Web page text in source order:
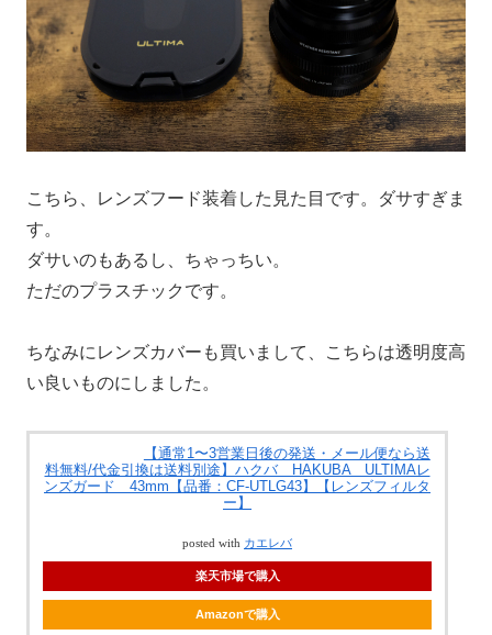
こちら、レンズフード装着した見た目です。ダサすぎま
す。
ダサいのもあるし、ちゃっちい。
ただのプラスチックです。
ちなみにレンズカバーも買いまして、こちらは透明度高
い良いものにしました。
【通常1〜3営業日後の発送・メール便なら送
料無料/代金引換は送料別途】ハクバ HAKUBA ULTIMAレ
ンズガード 43mm【品番：CF-UTLG43】【レンズフィルタ
ー】
posted with カエレバ
楽天市場で購入
Amazonで購入